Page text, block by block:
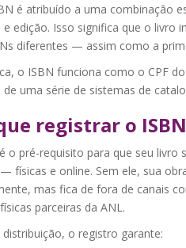
é atribuído a uma combinação
edição. Isso significa que o livro
diferentes — assim como a
o ISBN funciona como o CPF
uma série de sistemas de
registrar o
o pré-requisito para que seu livro
físicas e online. Sem ele, sua
mas fica de fora de canais
parceiras da ANL.
o registro garante: